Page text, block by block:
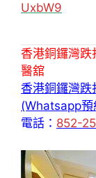
UxbW9
香港銅鑼灣跌
醫舘
香港銅鑼灣跌
(Whatsapp預
電話： 852-